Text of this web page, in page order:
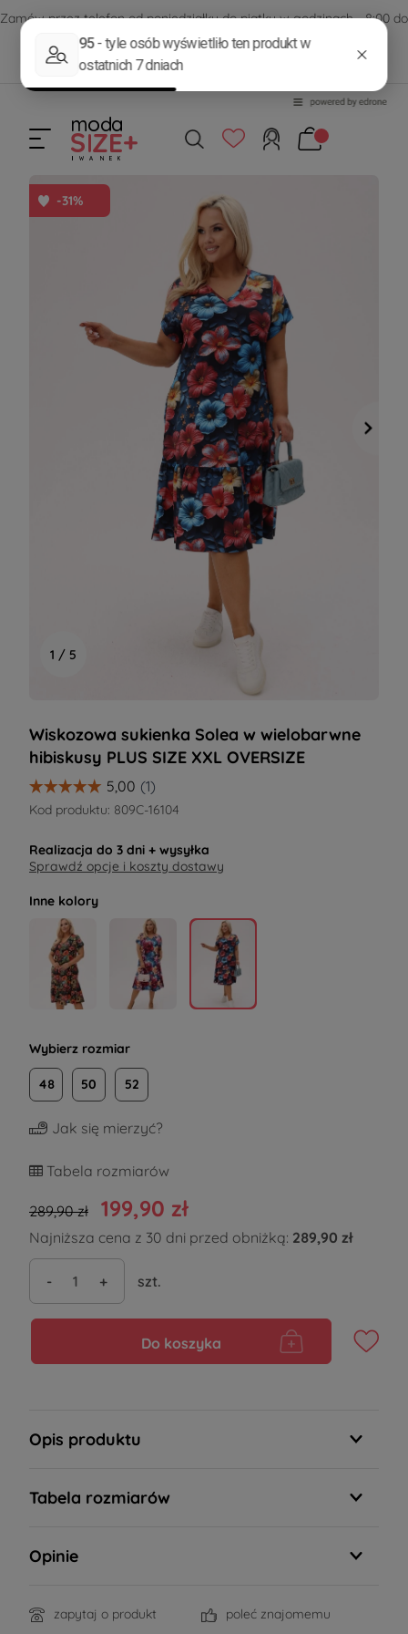
Zamów przez telefon od poniedziałku do piątku w godzinach - 8:00 do
15:00
570 390 351
sklep@modasizeplus.pl
-31%
1 / 5
Wiskozowa sukienka Solea w wielobarwne
hibiskusy PLUS SIZE XXL OVERSIZE
Kod produktu: 809C-16104
Realizacja do 3 dni + wysyłka
Sprawdź opcje i koszty dostawy
Inne kolory
Wybierz rozmiar
48 50 52
Jak się mierzyć?
Tabela rozmiarów
289,90 zł 199,90 zł
Najniższa cena z 30 dni przed obniżką: 289,90 zł
- + szt.
Do koszyka
Opis produktu
Tabela rozmiarów
Opinie
zapytaj o produkt poleć znajomemu